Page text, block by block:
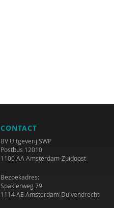
CONTACT
BV Uitgeverij SWP
Postbus 12010
1100 AA Amsterdam-Zuidoost
Bezoekadres:
Spaklerweg 79
1114 AE Amsterdam-Duivendrecht